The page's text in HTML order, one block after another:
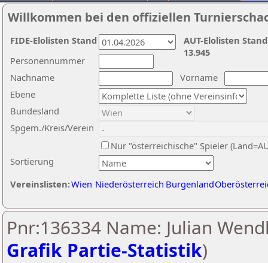
Willkommen bei den offiziellen
Nachname
Vorname
Ebene
Sortierung
Personennummer
Bundesland
Spgem./Kreis/Verein
Nur "österreichische" Spieler
Vereinslisten:Wien Niederösterreich Burgenland
AUT-Elolisten
13.945
FIDE-Elolisten Stand
Pnr:136334 Name: Julian
Grafik Partie-Statistik)